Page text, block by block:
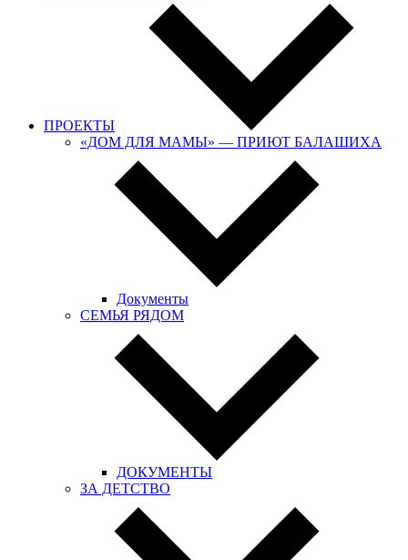
ПРОЕКТЫ
«ДОМ ДЛЯ МАМЫ» — ПРИЮТ БАЛАШИХА
Документы
СЕМЬЯ РЯДОМ
ДОКУМЕНТЫ
ЗА ДЕТСТВО